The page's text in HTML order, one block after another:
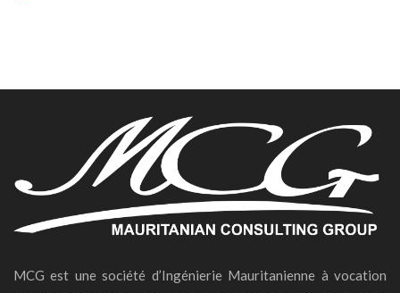
MCG est une société d’Ingénierie Mauritanienne à vocation